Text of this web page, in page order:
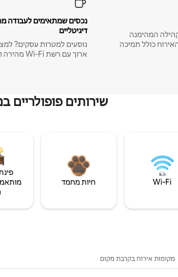
המהימנה
כולל תמיכה
נכסים שמתאימים לעבודה
דיגיטליים
נוסעים למטרות עסקים?
ארוך עם רשת Wi-Fi מהירה וחללי עבודה ייעודיים.
שירותים
Wi‑Fi חיות מחמד
מקומות אירוח בקרבת מקום